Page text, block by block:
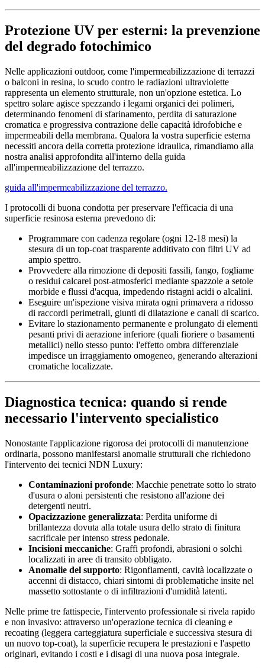
Protezione UV per esterni: la prevenzione
del degrado fotochimico
Nelle applicazioni outdoor, come l'impermeabilizzazione di terrazzi
o balconi in resina, lo scudo contro le radiazioni ultraviolette
rappresenta un elemento strutturale, non un'opzione estetica. Lo
spettro solare agisce spezzando i legami organici dei polimeri,
determinando fenomeni di sfarinamento, perdita di saturazione
cromatica e progressiva contrazione delle capacità idrofobiche e
impermeabili della membrana. Qualora la vostra superficie esterna
necessiti ancora della corretta protezione idraulica, rimandiamo alla
nostra analisi approfondita all'interno della guida
all'impermeabilizzazione del terrazzo.
guida all'impermeabilizzazione del terrazzo.
I protocolli di buona condotta per preservare l'efficacia di una
superficie resinosa esterna prevedono di:
Programmare con cadenza regolare (ogni 12-18 mesi) la
stesura di un top-coat trasparente additivato con filtri UV ad
ampio spettro.
Provvedere alla rimozione di depositi fassili, fango, fogliame
o residui calcarei post-atmosferici mediante spazzole a setole
morbide e flussi d'acqua, impedendo ristagni acidi o alcalini.
Eseguire un'ispezione visiva mirata ogni primavera a ridosso
di raccordi perimetrali, giunti di dilatazione e canali di scarico.
Evitare lo stazionamento permanente e prolungato di elementi
pesanti privi di aerazione inferiore (quali fioriere o basamenti
metallici) nello stesso punto: l'effetto ombra differenziale
impedisce un irraggiamento omogeneo, generando alterazioni
cromatiche localizzate.
Diagnostica tecnica: quando si rende
necessario l'intervento specialistico
Nonostante l'applicazione rigorosa dei protocolli di manutenzione
ordinaria, possono manifestarsi anomalie strutturali che richiedono
l'intervento dei tecnici NDN Luxury:
Contaminazioni profonde: Macchie penetrate sotto lo strato
d'usura o aloni persistenti che resistono all'azione dei
detergenti neutri.
Opacizzazione generalizzata: Perdita uniforme di
brillantezza dovuta alla totale usura dello strato di finitura
sacrificale per intenso stress pedonale.
Incisioni meccaniche: Graffi profondi, abrasioni o solchi
localizzati in aree di transito obbligato.
Anomalie del supporto: Rigonfiamenti, cavità localizzate o
accenni di distacco, chiari sintomi di problematiche insite nel
massetto sottostante o di infiltrazioni d'umidità latenti.
Nelle prime tre fattispecie, l'intervento professionale si rivela rapido
e non invasivo: attraverso un'operazione tecnica di cleaning e
recoating (leggera carteggiatura superficiale e successiva stesura di
un nuovo top-coat), la superficie recupera le prestazioni e l'aspetto
originari, evitando i costi e i disagi di una nuova posa integrale.